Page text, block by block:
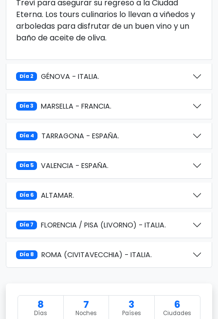
Trevi para asegurar su regreso a la Ciudad
Eterna. Los tours culinarios lo llevan a viñedos y
arboledas para disfrutar de un buen vino y un
baño de aceite de oliva.
Día 2 GÉNOVA - ITALIA.
Día 3 MARSELLA - FRANCIA.
Día 4 TARRAGONA - ESPAÑA.
Día 5 VALENCIA - ESPAÑA.
Día 6 ALTAMAR.
Día 7 FLORENCIA / PISA (LIVORNO) - ITALIA.
Día 8 ROMA (CIVITAVECCHIA) - ITALIA.
8
Días
7
Noches
3
Países
6
Ciudades